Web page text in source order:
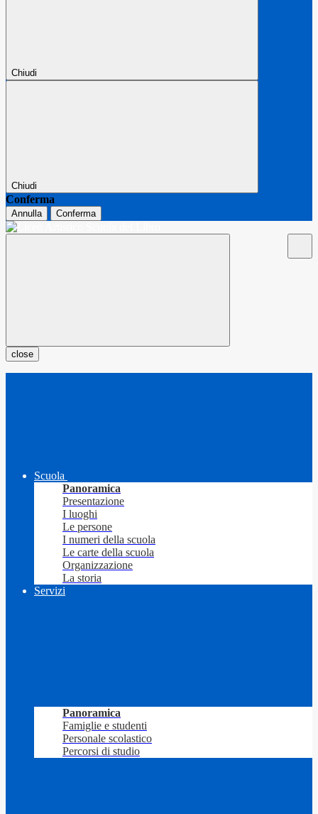
Chiudi
Chiudi
Conferma
Annulla Conferma
close
Scuola
Panoramica
Presentazione
I luoghi
Le persone
I numeri della scuola
Le carte della scuola
Organizzazione
La storia
Servizi
Panoramica
Famiglie e studenti
Personale scolastico
Percorsi di studio